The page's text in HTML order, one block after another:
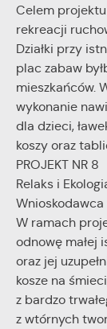
Celem
rekreacji
Działki przy
plac zabaw
mieszkańców.
wykonanie
dla dzieci,
koszy oraz
PROJEKT NR 8
Relaks i
Wnioskodawca
W ramach
odnowę małej
oraz jej
kosze na
z bardzo
z wtórnych